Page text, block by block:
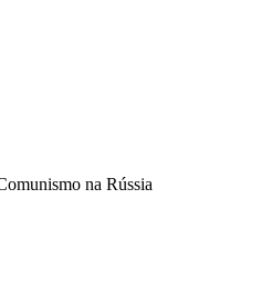
na Rússia